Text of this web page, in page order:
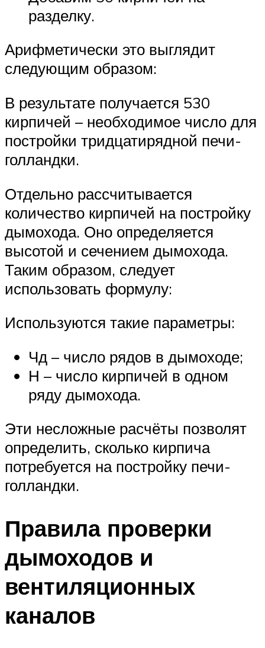
разделку.
Арифметически это выглядит
следующим образом:
В результате получается 530
кирпичей – необходимое число для
постройки тридцатирядной печи-
голландки.
Отдельно рассчитывается
количество кирпичей на постройку
дымохода. Оно определяется
высотой и сечением дымохода.
Таким образом, следует
использовать формулу:
Используются такие параметры:
Чд – число рядов в дымоходе;
Н – число кирпичей в одном
ряду дымохода.
Эти несложные расчёты позволят
определить, сколько кирпича
потребуется на постройку печи-
голландки.
Правила проверки
дымоходов и
вентиляционных
каналов